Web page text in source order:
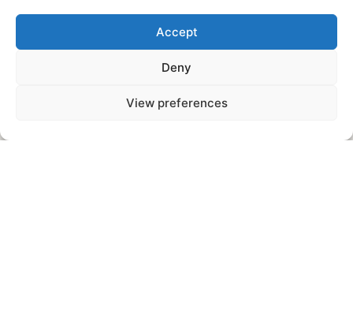
Accept
Deny
View preferences
koji će vas izdvojiti od konkurencije i
doneti stabilan rast vašem
poslovanju.